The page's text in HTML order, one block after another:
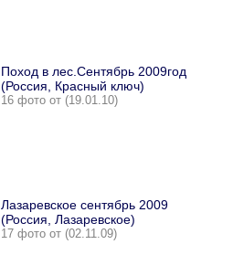
Поход в лес.Сентябрь 2009год
(Россия, Красный ключ)
16 фото от (19.01.10)
Лазаревское сентябрь 2009
(Россия, Лазаревское)
17 фото от (02.11.09)